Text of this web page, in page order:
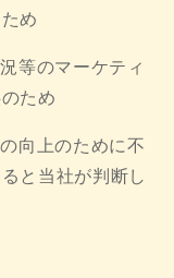
め
等のマーケティ
ため
向上のために不
と当社が判断し